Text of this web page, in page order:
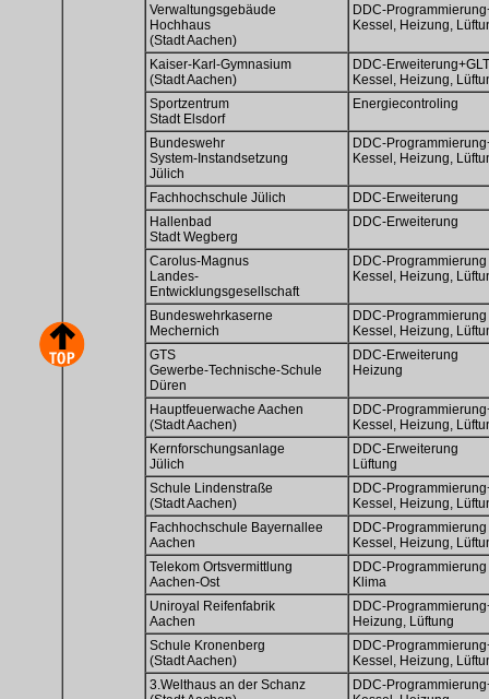
Verwaltungsgebäude
Hochhaus
(Stadt Aachen)
DDC-
Kessel, Heizung,
Kaiser-Karl-Gymnasium
(Stadt Aachen)
DDC-
Kessel, Heizung,
Sportzentrum
Stadt Elsdorf
Energiecontroling
Bundeswehr
System-Instandsetzung
Jülich
DDC-
Kessel, Heizung,
Fachhochschule Jülich
DDC-Erweiterung
Hallenbad
Stadt Wegberg
DDC-Erweiterung
Carolus-Magnus
Landes-
Entwicklungsgesellschaft
DDC-Programmierung
Kessel, Heizung,
Bundeswehrkaserne
Mechernich
DDC-Programmierung
Kessel, Heizung,
GTS
Gewerbe-Technische-Schule
Düren
DDC-Erweiterung
Heizung
Hauptfeuerwache Aachen
(Stadt Aachen)
DDC-
Kessel, Heizung,
Kernforschungsanlage
Jülich
DDC-Erweiterung
Lüftung
Schule Lindenstraße
(Stadt Aachen)
DDC-
Kessel, Heizung,
Fachhochschule Bayernallee
Aachen
DDC-Programmierung
Kessel, Heizung,
Telekom Ortsvermittlung
Aachen-Ost
DDC-Programmierung
Klima
Uniroyal Reifenfabrik
Aachen
DDC-
Heizung, Lüftung
Schule Kronenberg
(Stadt Aachen)
DDC-
Kessel, Heizung,
3.Welthaus an der Schanz
DDC-